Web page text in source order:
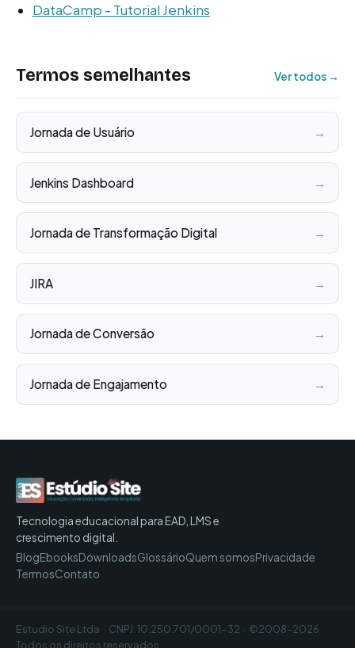
DataCamp - Tutorial Jenkins
Termos semelhantes Ver todos →
Jornada de Usuário →
Jenkins Dashboard →
Jornada de Transformação Digital →
JIRA →
Jornada de Conversão →
Jornada de Engajamento →
Tecnologia educacional para EAD, LMS e
crescimento digital.
BlogEbooksDownloadsGlossárioQuem somosPrivacidade
TermosContato
Estudio Site Ltda · CNPJ: 10.250.701/0001-32 · ©2008–2026
Todos os direitos reservados.